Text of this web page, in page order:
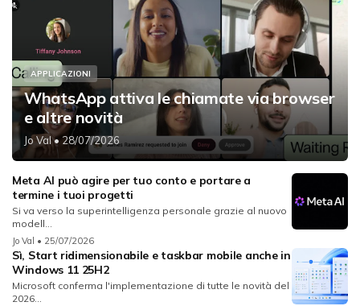
APPLICAZIONI
WhatsApp attiva le chiamate via browser
e altre novità
Jo Val• 28/07/2026
Meta AI può agire per tuo conto e portare a
termine i tuoi progetti
Si va verso la superintelligenza personale grazie al nuovo
modell...
Jo Val • 25/07/2026
Sì, Start ridimensionabile e taskbar mobile anche in
Windows 11 25H2
Microsoft conferma l'implementazione di tutte le novità del
2026...